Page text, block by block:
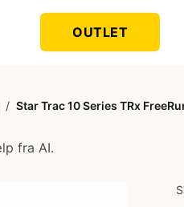
OUTLET
/ Star Trac 10 Series TRx
fra AI.